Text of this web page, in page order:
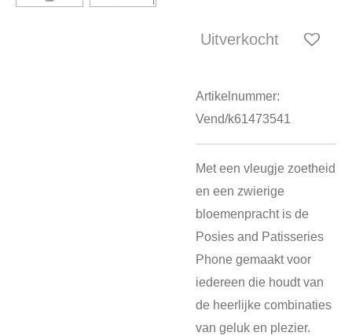
Uitverkocht
Artikelnummer:
Vend/k61473541
Met een vleugje zoetheid
en een zwierige
bloemenpracht is de
Posies and Patisseries
Phone gemaakt voor
iedereen die houdt van
de heerlijke combinaties
van geluk en plezier.